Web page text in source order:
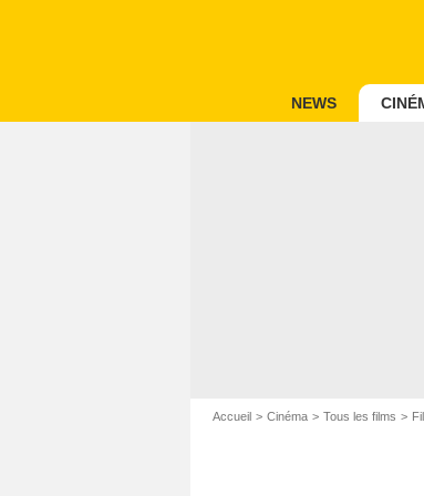
NEWS
Accueil Cinéma Tous les films